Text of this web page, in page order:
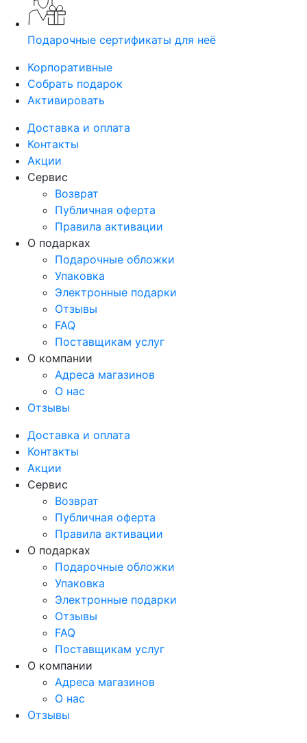
Подарочные сертификаты для неё
Корпоративные
Собрать подарок
Активировать
Доставка и оплата
Контакты
Акции
Сервис
Возврат
Публичная оферта
Правила активации
О подарках
Подарочные обложки
Упаковка
Электронные подарки
Отзывы
FAQ
Поставщикам услуг
О компании
Адреса магазинов
О нас
Отзывы
Доставка и оплата
Контакты
Акции
Сервис
Возврат
Публичная оферта
Правила активации
О подарках
Подарочные обложки
Упаковка
Электронные подарки
Отзывы
FAQ
Поставщикам услуг
О компании
Адреса магазинов
О нас
Отзывы